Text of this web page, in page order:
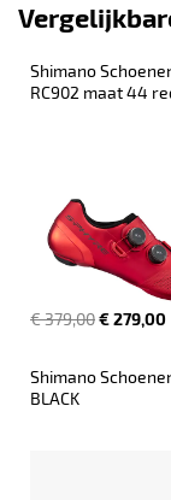
Shimano
RC902 maat 44
€ 379,00€ 279,00
Shimano
BLACK